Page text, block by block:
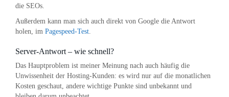
die SEOs.
Außerdem kann man sich auch direkt von Google die Antwort
holen, im Pagespeed-Test
Server-Antwort – wie schnell?
Das Hauptproblem ist meiner Meinung nach auch häufig die
Unwissenheit der Hosting-Kunden: es wird nur auf die monatlichen
Kosten geschaut, andere wichtige Punkte sind unbekannt und